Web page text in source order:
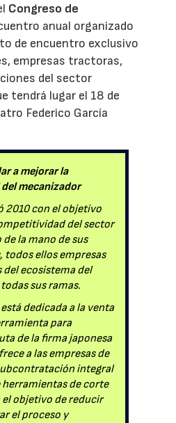
Congreso de
anual organizado
de encuentro exclusivo
empresas tractoras,
del sector
tendrá lugar el 18 de
Federico García
a mejorar la
mecanizador
2010 con el objetivo
del sector
la mano de sus
todos ellos empresas
ecosistema del
sus ramas.
está dedicada a la venta
para
de la firma japonesa
a las empresas de
integral
herramientas de corte
el objetivo de reducir
el proceso y